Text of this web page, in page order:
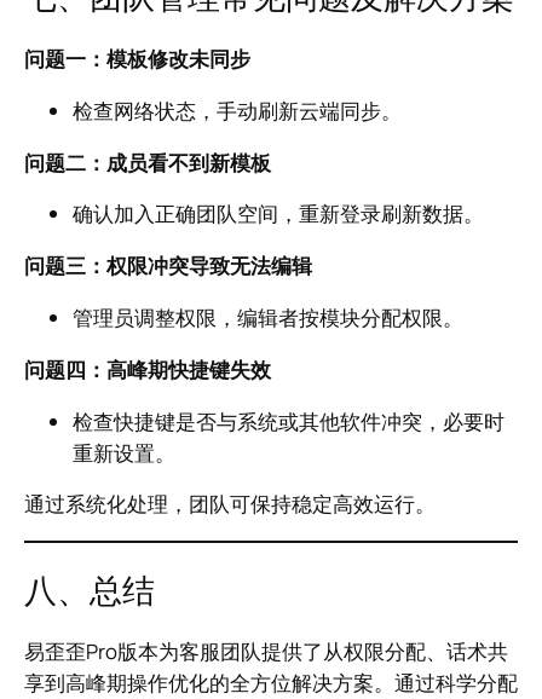
问题一：模板修改未同步
检查网络状态，手动刷新云端同步。
问题二：成员看不到新模板
确认加入正确团队空间，重新登录刷新数据。
问题三：权限冲突导致无法编辑
管理员调整权限，编辑者按模块分配权限。
问题四：高峰期快捷键失效
检查快捷键是否与系统或其他软件冲突，必要时
重新设置。
通过系统化处理，团队可保持稳定高效运行。
八、总结
易歪歪Pro版本为客服团队提供了从权限分配、话术共
享到高峰期操作优化的全方位解决方案。通过科学分配